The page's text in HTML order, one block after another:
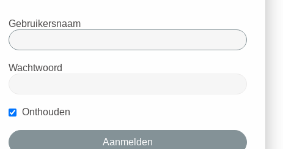
Gebruikersnaam
Wachtwoord
Onthouden